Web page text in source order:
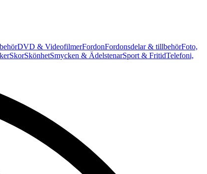
DVD & VideofilmerFordonFordonsdelar & tillbehörFoto,
SkorSkönhetSmycken & ÄdelstenarSport & FritidTelefoni,